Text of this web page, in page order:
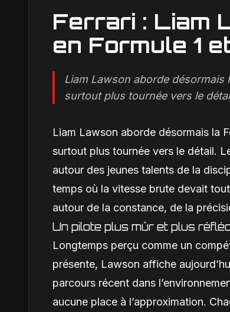
Ferrari : Liam
en Formule 1
Liam Lawson aborde désormais
surtout plus tournée vers le
Liam Lawson aborde désormais la
surtout plus tournée vers le détail.
autour des jeunes talents de la
temps où la vitesse brute devait
autour de la constance, de la
Un pilote plus mûr et plus
Longtemps perçu comme un
présente, Lawson affiche
parcours récent dans
aucune place à l’approximation.